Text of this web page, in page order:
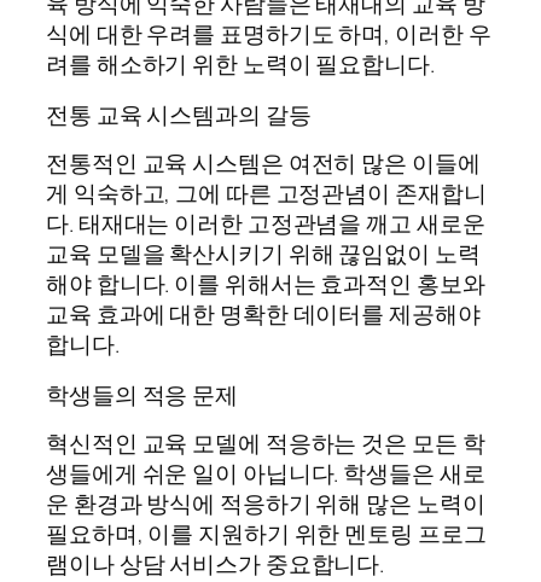
식에 대한 우려를 표명하기도 하며, 이러한 우
려를 해소하기 위한 노력이 필요합니다.
전통 교육 시스템과의 갈등
전통적인 교육 시스템은 여전히 많은 이들에
게 익숙하고, 그에 따른 고정관념이 존재합니
다. 태재대는 이러한 고정관념을 깨고 새로운
교육 모델을 확산시키기 위해 끊임없이 노력
해야 합니다. 이를 위해서는 효과적인 홍보와
교육 효과에 대한 명확한 데이터를 제공해야
합니다.
학생들의 적응 문제
혁신적인 교육 모델에 적응하는 것은 모든 학
생들에게 쉬운 일이 아닙니다. 학생들은 새로
운 환경과 방식에 적응하기 위해 많은 노력이
필요하며, 이를 지원하기 위한 멘토링 프로그
램이나 상담 서비스가 중요합니다.